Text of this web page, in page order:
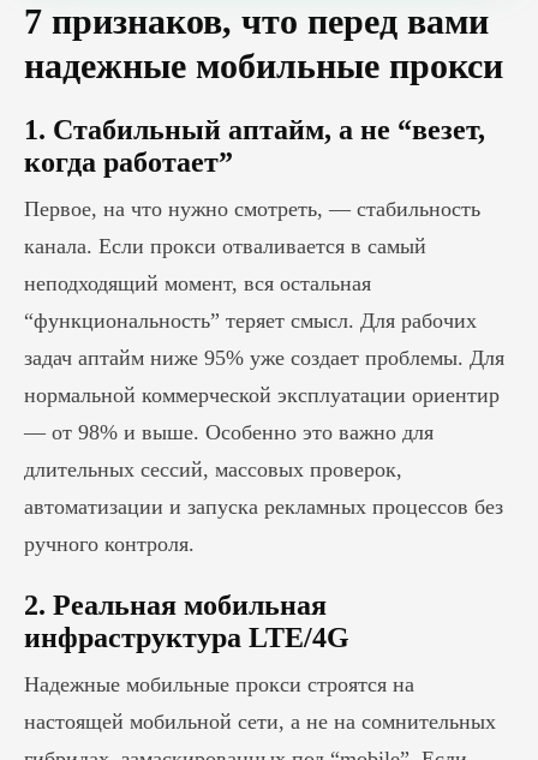
7 признаков, что перед вами
надежные мобильные прокси
1. Стабильный аптайм, а не “везет,
когда работает”
Первое, на что нужно смотреть, — стабильность
канала. Если прокси отваливается в самый
неподходящий момент, вся остальная
“функциональность” теряет смысл. Для рабочих
задач аптайм ниже 95% уже создает проблемы. Для
нормальной коммерческой эксплуатации ориентир
— от 98% и выше. Особенно это важно для
длительных сессий, массовых проверок,
автоматизации и запуска рекламных процессов без
ручного контроля.
2. Реальная мобильная
инфраструктура LTE/4G
Надежные мобильные прокси строятся на
настоящей мобильной сети, а не на сомнительных